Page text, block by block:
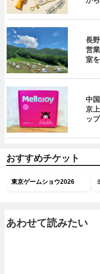
長
営
室
中
京
ッ
おすすめチケット
東京ゲームショウ2026
あわせて読みたい